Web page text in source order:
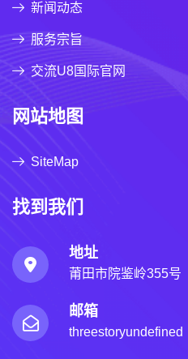
新闻动态
服务宗旨
交流U8国际官网
网站地图
SiteMap
找到我们
地址
莆田市院鉴岭355号
邮箱
threestoryundefined